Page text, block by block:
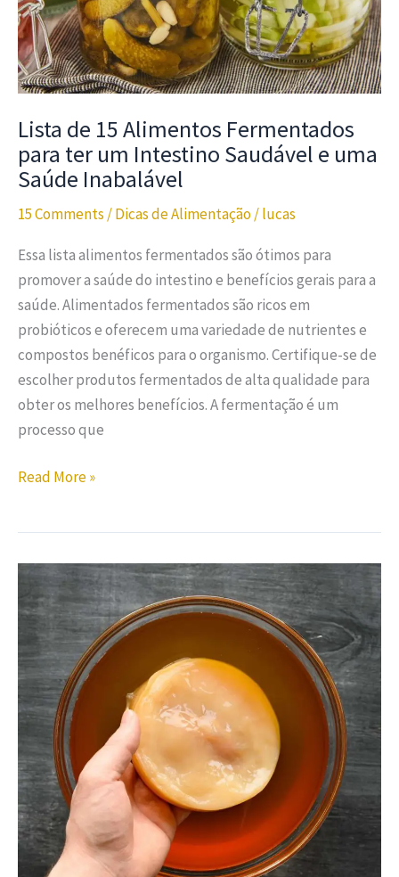
Lista de 15 Alimentos Fermentados
para ter um Intestino Saudável e uma
Saúde Inabalável
15 Comments /Dicas de Alimentação/lucas
Essa lista alimentos fermentados são ótimos para
promover a saúde do intestino e benefícios gerais para a
saúde. Alimentados fermentados são ricos em
probióticos e oferecem uma variedade de nutrientes e
compostos benéficos para o organismo. Certifique-se de
escolher produtos fermentados de alta qualidade para
obter os melhores benefícios. A fermentação é um
processo que
Read More »